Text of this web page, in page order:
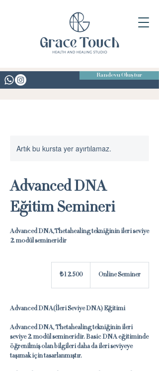
Randevu Oluştur
Artık bu kursta yer ayırtılamaz.
Advanced DNA
Eğitim Semineri
Advanced DNA,Thetahealing tekniğinin ileri seviye
2. modül semineridir
Türk
lirası₺12.500 Online Seminer
Advanced DNA(İleri Seviye DNA) Eğitimi
Advanced DNA, Thetahealing tekniğinin ileri
seviye 2. modül semineridir. Basic DNA eğitiminde
öğrenilmiş olan bilgileri daha da ileri seviyeye
taşımak için tasarlanmıştır.